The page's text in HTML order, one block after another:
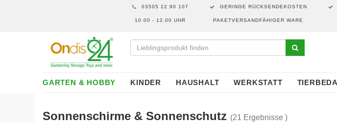
03505 22 90 107
10.00 - 12.00 UHR
GERINGE RÜCKSENDEKOSTEN
PAKETVERSANDFÄHIGER WARE
GARTEN & HOBBY KINDER HAUSHALT WERKSTATT
Sonnenschirme & Sonnenschutz (21 Ergebnisse )